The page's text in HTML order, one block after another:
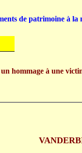
hommage à une
de patrimoine à la